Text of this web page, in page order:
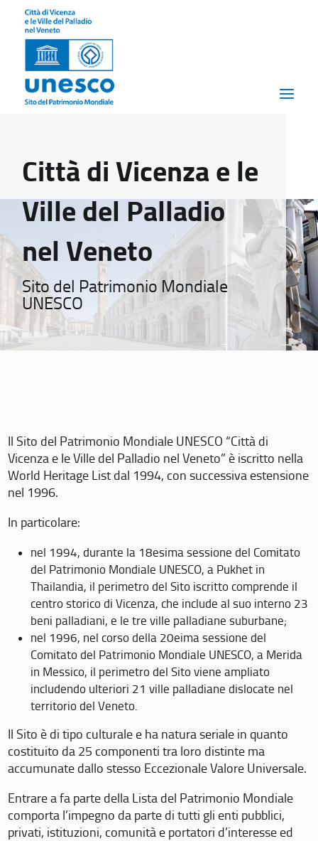
Città di Vicenza e le
Ville del Palladio
nel Veneto
Sito del Patrimonio Mondiale
UNESCO
Il Sito del Patrimonio Mondiale UNESCO “Città di
Vicenza e le Ville del Palladio nel Veneto” è iscritto nella
World Heritage List dal 1994, con successiva estensione
nel 1996.
In particolare:
nel 1994, durante la 18esima sessione del Comitato
del Patrimonio Mondiale UNESCO, a Pukhet in
Thailandia, il perimetro del Sito iscritto comprende il
centro storico di Vicenza, che include al suo interno 23
beni palladiani, e le tre ville palladiane suburbane;
nel 1996, nel corso della 20eima sessione del
Comitato del Patrimonio Mondiale UNESCO, a Merida
in Messico, il perimetro del Sito viene ampliato
includendo ulteriori 21 ville palladiane dislocate nel
territorio del Veneto.
Il Sito è di tipo culturale e ha natura seriale in quanto
costituito da 25 componenti tra loro distinte ma
accumunate dallo stesso Eccezionale Valore Universale.
Entrare a fa parte della Lista del Patrimonio Mondiale
comporta l’impegno da parte di tutti gli enti pubblici,
privati, istituzioni, comunità e portatori d’interesse ed